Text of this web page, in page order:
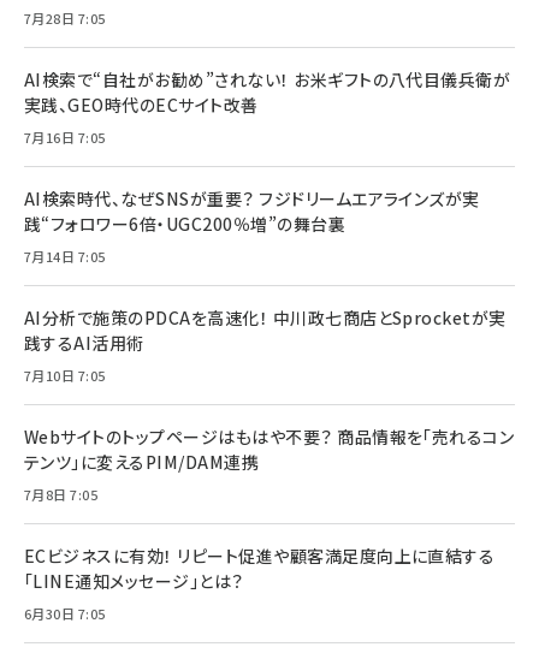
7月28日 7:05
AI検索で“自社がお勧め”されない！ お米ギフトの八代目儀兵衛が
実践、GEO時代のECサイト改善
7月16日 7:05
AI検索時代、なぜSNSが重要？ フジドリームエアラインズが実
践“フォロワー6倍・UGC200％増”の舞台裏
7月14日 7:05
AI分析で施策のPDCAを高速化！ 中川政七商店とSprocketが実
践するAI活用術
7月10日 7:05
Webサイトのトップページはもはや不要？ 商品情報を「売れるコン
テンツ」に変えるPIM/DAM連携
7月8日 7:05
ECビジネスに有効！ リピート促進や顧客満足度向上に直結する
「LINE通知メッセージ」とは？
6月30日 7:05